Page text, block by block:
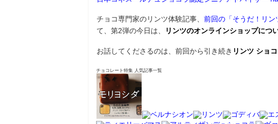
チョコ専門家のリンツ体験記事、 前回の「そうだ！リン
て、第2弾の今日は、
リンツのオンラインショップにつ
お話してくださるのは、前回から引き続き リンツ ショ
チョコレート特集 人気記事一覧